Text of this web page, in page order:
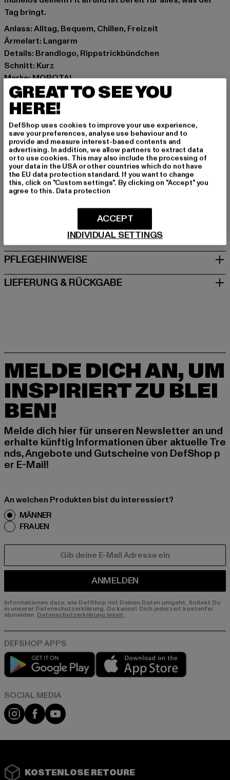
Tag bringt.
Anlass: Alltag, Bequem, Chillen, Freizeit
Ärmelart: Langarm
Details: Brandlogo, Rippstrickbündchen
Schnitt: Kurz
Marke: MOROTAI
Kat.: Sweat & Fleece - Hoodies
Farbe: schwarz
Hersteller Farbe: black
Materialzusammensetzung: 70% Baumwolle, 30%
Polyester
Art.Nr: W212J216-00007
Hersteller: ASUKA APPAREL GmbH |
support@morotai.com
GRÖSSE & PASSFORM
PFLEGEHINWEISE
LIEFERUNG & RÜCKGABE
MELDE DICH AN, UM
INSPIRIERT ZU BLEI
BEN!
Melde dich hier für unseren Newsletter an und
erhalte künftig Informationen über aktuelle Tre
nds, Angebote und Gutscheine von DefShop p
er E-Mail!
An welchen Produkten bist du interessiert?
MÄNNER
FRAUEN
ANMELDEN
Informationen dazu, wie DefShop mit Deinen Daten umgeht, findest Du
in unserer Datenschutzerklärung. Du kannst Dich jederzeit kostenfei
abmelden. Datenschutzerklärung lesen.
Play market
Instagram
FacebookYouTube
KOSTENLOSE RETOURE
GREAT TO SEE YOU
HERE!
DefShop uses cookies to improve your use experience,
save your preferences, analyse use behaviour and to
provide and measure interest-based contents and
advertising. In addition, we allow partners to extract data
or to use cookies. This may also include the processing of
your data in the USA or other countries which do not have
the EU data protection standard. If you want to change
this, click on "Custom settings". By clicking on "Accept" you
agree to this. Data protection
INDIVIDUAL SETTINGS
ACCEPT